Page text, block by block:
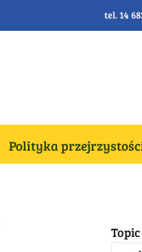
tel. 14
Polityka